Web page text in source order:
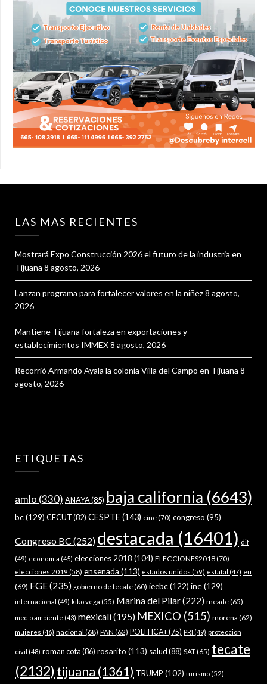
LAS MAS RECIENTES
Mostrará Expo Construcción 2026 el futuro de la industria en
Tijuana 8 agosto, 2026
Lanzan programa para fortalecer valores en la niñez8 agosto,
2026
Mantiene Tijuana fortaleza en exportaciones y
establecimientos IMMEX8 agosto, 2026
Recorrió Armando Ayala la colonia Villa del Campo en Tijuana 8
agosto, 2026
ETIQUETAS
amlo (330) ANAYA(85) baja california (6643)
bc(129) CECUT(82) CESPTE (143) cine(70) congreso (95)
Congreso BC (252) destacada (16401) dif
(49) economia (45) elecciones 2018 (104) ELECCIONES2018(70)
elecciones 2019 (58) ensenada (113) estados unidos (59) estatal (47) eu
(69) FGE(235) gobierno de tecate(60) ieebc(122) ine(129)
internacional (49) kiko vega (55) Marina del Pilar(222) meade(65)
medio ambiente (43) mexicali(195) MEXICO (515) morena (62)
mujeres (46) nacional (68) PAN (62) POLITICA+(75) PRI (49) proteccion
civil (48) roman cota(86) rosarito (113) salud(88) SAT(65) tecate
(2132) tijuana (1361) TRUMP (102) turismo (52)